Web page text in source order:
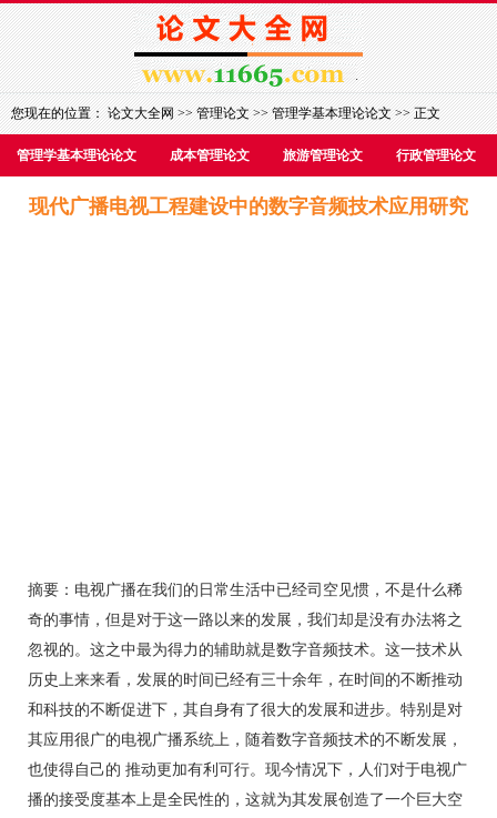
您现在的位置：论文大全网>>管理论文>>管理学基本理论论文>> 正文
管理学基本理论论文 成本管理论文 旅游管理论文 行政管理论文
现代广播电视工程建设中的数字音频技术应用研究
摘要：电视广播在我们的日常生活中已经司空见惯，不是什么稀
奇的事情，但是对于这一路以来的发展，我们却是没有办法将之
忽视的。这之中最为得力的辅助就是数字音频技术。这一技术从
历史上来来看，发展的时间已经有三十余年，在时间的不断推动
和科技的不断促进下，其自身有了很大的发展和进步。特别是对
其应用很广的电视广播系统上，随着数字音频技术的不断发展，
也使得自己的 推动更加有利可行。现今情况下，人们对于电视广
播的接受度基本上是全民性的，这就为其发展创造了一个巨大空